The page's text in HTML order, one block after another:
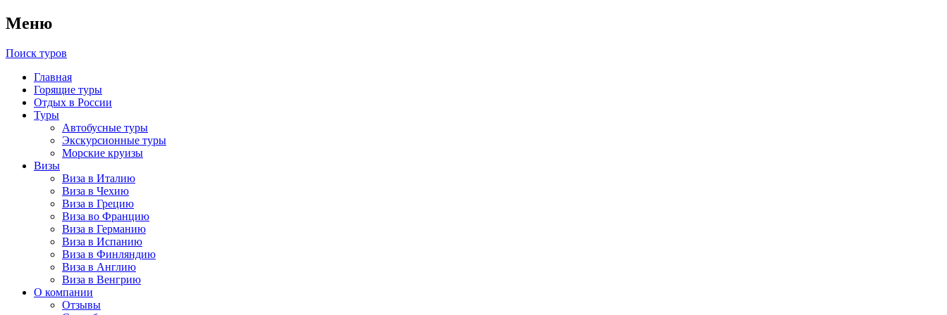
Меню
Поиск туров
Главная
Горящие туры
Отдых в России
Туры
Автобусные туры
Экскурсионные туры
Морские круизы
Визы
Виза в Италию
Виза в Чехию
Виза в Грецию
Виза во Францию
Виза в Германию
Виза в Испанию
Виза в Финляндию
Виза в Англию
Виза в Венгрию
О компании
Отзывы